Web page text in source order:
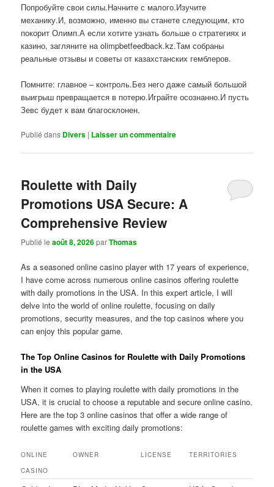
Попробуйте свои силы.Начните с малого.Изучите
механику.И, возможно, именно вы станете следующим, кто
покорит Олимп.А если хотите узнать больше о стратегиях и
казино, загляните на olimpbetfeedback.kz.Там собраны
реальные отзывы и советы от казахстанских гемблеров.
Помните: главное – контроль.Без него даже самый большой
выигрыш превращается в потерю.Играйте осознанно.И пусть
Зевс будет к вам благосклонен.
Publié dans Divers | Laisser un commentaire
Roulette with Daily
Promotions USA Secure: A
Comprehensive Review
Publié leaoût 8, 2026parThomas
As a seasoned online casino player with 17 years of experience,
I have come across numerous online casinos offering roulette
with daily promotions in the USA. In this expert article, I will
delve into the world of online roulette, focusing on daily
promotions, security measures, and the top casinos where you
can enjoy this popular game.
The Top Online Casinos for Roulette with Daily Promotions
in the USA
When it comes to playing roulette with daily promotions in the
USA, it is crucial to choose a reputable and secure online casino.
Here are the top 3 online casinos that offer a wide range of
roulette games with exciting daily promotions:
ONLINE
CASINO
OWNER LICENSE TERRITORIES